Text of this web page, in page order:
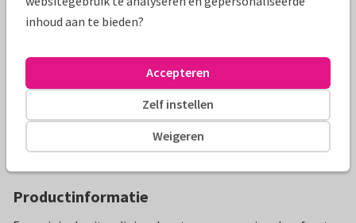
Productinformatie
inhoud aan te bieden?
Weigeren
Zelf instellen
Accepteren